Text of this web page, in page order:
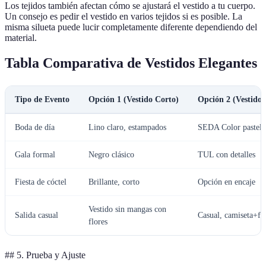
Los tejidos también afectan cómo se ajustará el vestido a tu cuerpo.
Un consejo es pedir el vestido en varios tejidos si es posible. La
misma silueta puede lucir completamente diferente dependiendo del
material.
Tabla Comparativa de Vestidos Elegantes
Tipo de Evento Opción 1 (Vestido Corto) Opción 2 (Vestido
Boda de día Lino claro, estampados SEDA Color pastel
Gala formal Negro clásico TUL con detalles
Fiesta de cóctel Brillante, corto Opción en encaje
Salida casual
Vestido sin mangas con
flores
Casual,
## 5. Prueba y Ajuste